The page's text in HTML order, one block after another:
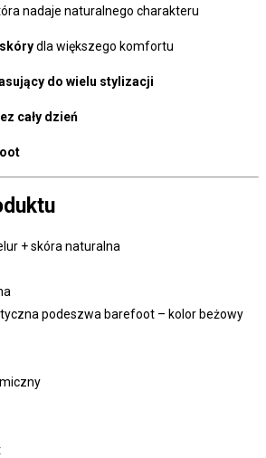
nadaje naturalnego charakteru
dla większego komfortu
do wielu stylizacji
cały dzień
+ skóra naturalna
podeszwa barefoot – kolor beżowy